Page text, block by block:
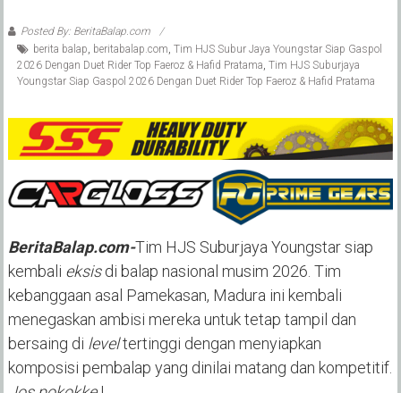
Posted By: BeritaBalap.com
berita balap beritabalap.com Tim HJS Subur Jaya Youngstar Siap Gaspol
2026 Dengan Duet Rider Top Faeroz & Hafid Pratama Tim HJS Suburjaya
Youngstar Siap Gaspol 2026 Dengan Duet Rider Top Faeroz & Hafid Pratama
BeritaBalap.com-Tim HJS Suburjaya Youngstar siap
kembali eksisdi balap nasional musim 2026. Tim
kebanggaan asal Pamekasan, Madura ini kembali
menegaskan ambisi mereka untuk tetap tampil dan
bersaing di leveltertinggi dengan menyiapkan
komposisi pembalap yang dinilai matang dan kompetitif.